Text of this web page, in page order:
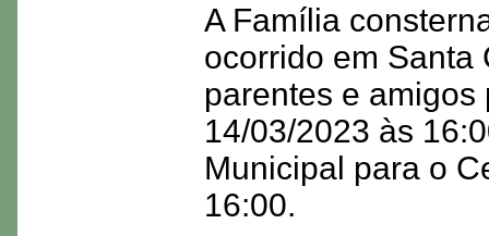
A Família
ocorrido em Santa
parentes e
14/03/2023 às
Municipal para o
16:00.